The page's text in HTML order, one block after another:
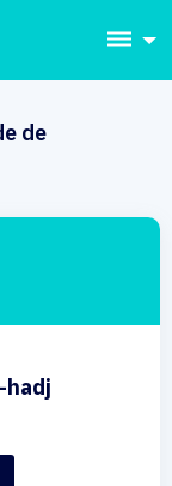
dehaze
de
hadj